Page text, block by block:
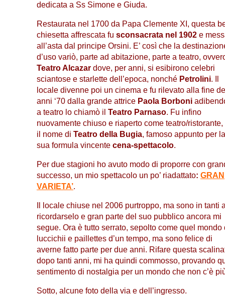
dedicata a Ss Simone e Giuda.
Restaurata nel 1700 da Papa Clemente XI, questa
chiesetta affrescata fu sconsacrata nel 1902 e
all’asta dal principe Orsini. E’ così che la
d’uso variò, parte ad abitazione, parte a teatro,
Teatro Alcazar dove, per anni, si esibirono celebri
sciantose e starlette dell’epoca, nonché Petrolini. Il
locale divenne poi un cinema e fu rilevato alla fine
anni ‘70 dalla grande attrice Paola Borboni
a teatro lo chiamò il Teatro Parnaso. Fu infino
nuovamente chiuso e riaperto come teatro/ristorante,
il nome di Teatro della Bugia, famoso appunto per la
sua formula vincente cena-spettacolo.
Per due stagioni ho avuto modo di proporre con
successo, un mio spettacolo un po’ riadattato: GRAN
VARIETA’.
Il locale chiuse nel 2006 purtroppo, ma sono in tanti
ricordarselo e gran parte del suo pubblico ancora mi
segue. Ora è tutto serrato, sepolto come quel mondo
luccichii e paillettes d’un tempo, ma sono felice di
averne fatto parte per due anni. Rifare questa
dopo tanti anni, mi ha quindi commosso, provando
sentimento di nostalgia per un mondo che non c’è
Sotto, alcune foto della via e dell’ingresso.